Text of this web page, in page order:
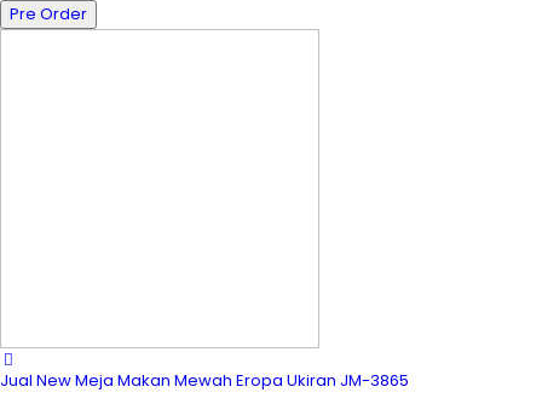
Pre Order
Jual New Meja Makan Mewah Eropa Ukiran JM-3865